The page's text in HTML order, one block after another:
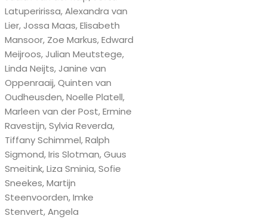
Latuperirissa, Alexandra van
Lier, Jossa Maas, Elisabeth
Mansoor, Zoe Markus, Edward
Meijroos, Julian Meutstege,
Linda Neijts, Janine van
Oppenraaij, Quinten van
Oudheusden, Noelle Platell,
Marleen van der Post, Ermine
Ravestijn, Sylvia Reverda,
Tiffany Schimmel, Ralph
Sigmond, Iris Slotman, Guus
Smeitink, Liza Sminia, Sofie
Sneekes, Martijn
Steenvoorden, Imke
Stenvert, Angela